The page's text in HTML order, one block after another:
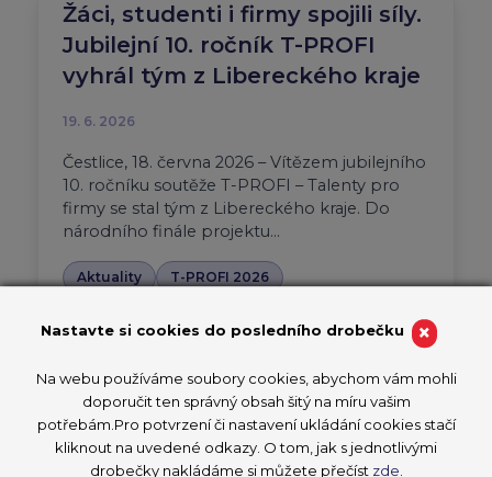
Žáci, studenti i firmy spojili síly.
Jubilejní 10. ročník T-PROFI
vyhrál tým z Libereckého kraje
19. 6. 2026
Čestlice, 18. června 2026 – Vítězem jubilejního
10. ročníku soutěže T-PROFI – Talenty pro
firmy se stal tým z Libereckého kraje. Do
národního finále projektu…
Aktuality
T-PROFI 2026
Devatenáctiletý vítěz
CzechSkills studuje dva obory.
×
Nastavte si cookies do posledního drobečku
Na webu používáme soubory cookies, abychom vám mohli
doporučit ten správný obsah šitý na míru vašim
potřebám.Pro potvrzení či nastavení ukládání cookies stačí
kliknout na uvedené odkazy. O tom, jak s jednotlivými
drobečky nakládáme si můžete přečíst zde